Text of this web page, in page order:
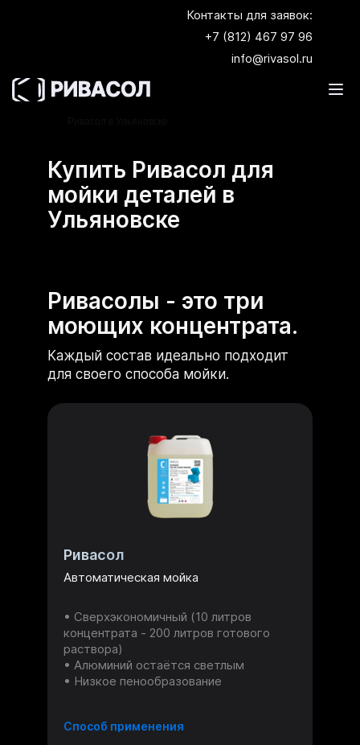
Контакты для заявок:
+7 (812) 467 97 96
info@rivasol.ru
Купить Ривасол для
мойки деталей в
Ульяновске
Ривасолы - это три
моющих концентрата.
Каждый состав идеально подходит
для своего способа мойки.
Ривасол
Автоматическая мойка
Сверхэкономичный (10 литров
концентрата - 200 литров готового
раствора)
Алюминий остаётся светлым
Низкое пенообразование
Способ применения